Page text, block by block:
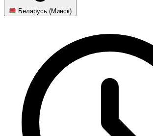
Беларусь (Минск)